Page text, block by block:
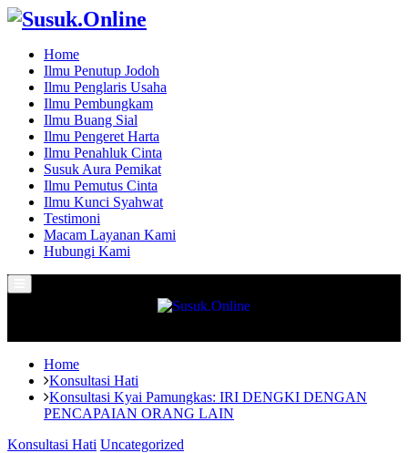
Home
Ilmu Penutup Jodoh
Ilmu Penglaris Usaha
Ilmu Pembungkam
Ilmu Buang Sial
Ilmu Pengeret Harta
Ilmu Penahluk Cinta
Susuk Aura Pemikat
Ilmu Pemutus Cinta
Ilmu Kunci Syahwat
Testimoni
Macam Layanan Kami
Hubungi Kami
Menu
Home
Konsultasi Hati
Konsultasi Kyai Pamungkas: IRI DENGKI DENGAN
PENCAPAIAN ORANG LAIN
Konsultasi Hati Uncategorized